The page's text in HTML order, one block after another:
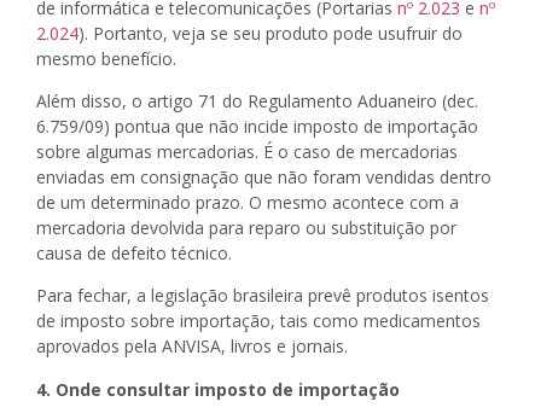
de informática e telecomunicações (Portarias nº 2.023 e nº
2.024). Portanto, veja se seu produto pode usufruir do
mesmo benefício.
Além disso, o artigo 71 do Regulamento Aduaneiro (dec.
6.759/09) pontua que não incide imposto de importação
sobre algumas mercadorias. É o caso de mercadorias
enviadas em consignação que não foram vendidas dentro
de um determinado prazo. O mesmo acontece com a
mercadoria devolvida para reparo ou substituição por
causa de defeito técnico.
Para fechar, a legislação brasileira prevê produtos isentos
de imposto sobre importação, tais como medicamentos
aprovados pela ANVISA, livros e jornais.
4. Onde consultar imposto de importação